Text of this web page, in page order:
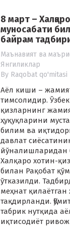
8 март –
муносабати
байрам
Маънавият ва
Янгиликлар
By Raqobat qo'mitasi
Аёл киши –
тимсолидир.
қизларнинг
ҳуқуқларини
билим ва
давлат
йўналишларидан
Халқаро хотин-
билан Рақобат
ўтказилди.
меҳнат
тақдирланди.
табрик нутқида
иқтисодиёт